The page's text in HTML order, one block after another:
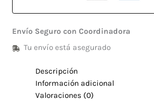
Envío Seguro con Coordinadora
Tu envío está asegurado
Descripción
Información adicional
Valoraciones (0)